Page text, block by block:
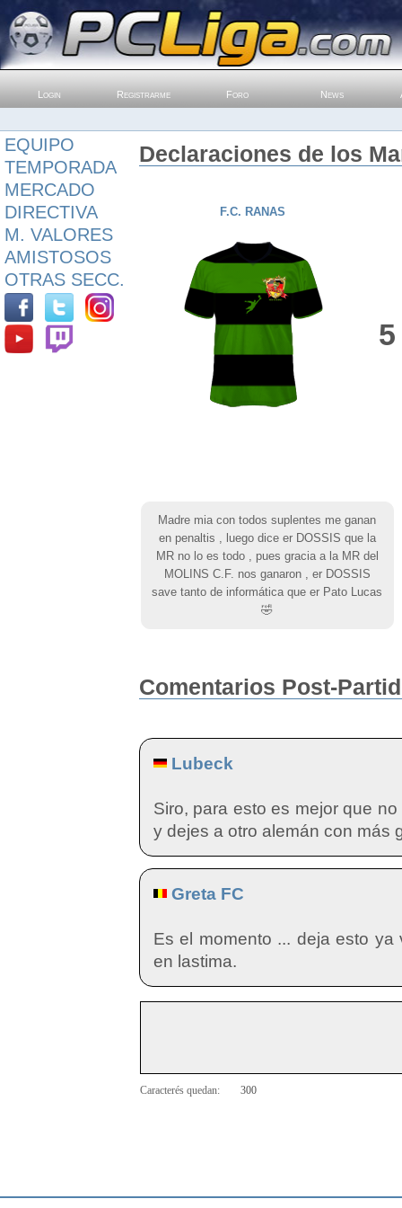
Login Registrarme Foro News
EQUIPO
TEMPORADA
MERCADO
DIRECTIVA
M. VALORES
AMISTOSOS
OTRAS SECC.
Declaraciones de los
F.C. RANAS
5
Madre mia con todos suplentes me ganan
en penaltis , luego dice er DOSSIS que la
MR no lo es todo , pues gracia a la MR del
MOLINS C.F. nos ganaron , er DOSSIS
save tanto de informática que er Pato Lucas
🤣
Comentarios Post-
Lubeck
Siro, para esto es mejor que
y dejes a otro alemán con más
Greta FC
Es el momento ... deja esto
en lastima.
Caracterés quedan: